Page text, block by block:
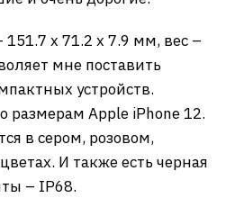
151.7 x 71.2 x 7.9 мм, вес –
мне поставить
устройств.
размерам Apple iPhone 12.
в сером, розовом,
И также есть черная
– IP68.